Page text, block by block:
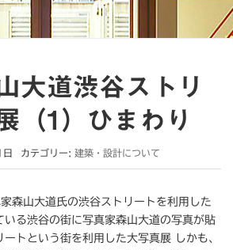
大道渋谷ストリ
（1）ひまわり
カテゴリー: 建築・設計について
森山大道氏の渋谷ストリートを利用した
る渋谷の街に写真家森山大道の写真が貼
トという街を利用した大写真展 しかも、